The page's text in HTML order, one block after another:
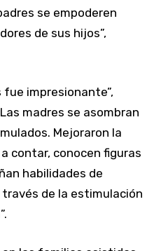
se empoderen
de sus hijos”,
fue impresionante”,
madres se asombran
Mejoraron la
contar, conocen figuras
habilidades de
de la estimulación